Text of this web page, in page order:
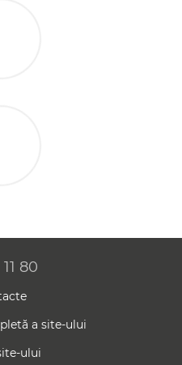
80
a site-ului
ului